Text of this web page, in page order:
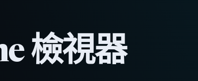
檢視器